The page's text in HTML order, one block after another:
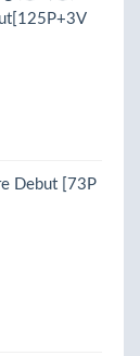
Debut [73P